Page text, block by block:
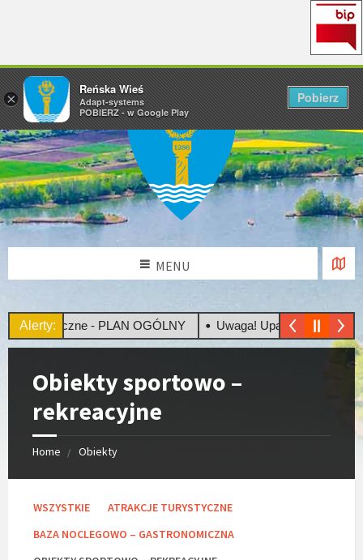
×
Reńska Wieś
Adapt-systems
POBIERZ - w Google Play
Pobierz
MENU
Alerty:
Społeczne - PLAN OGÓLNY Uwaga! Upały
Obiekty sportowo –
rekreacyjne
Home Obiekty
C
t
g
WSZYSTKIE
ATRAKCJE TURYSTYCZNE
BAZA NOCLEGOWO – GASTRONOMICZNA